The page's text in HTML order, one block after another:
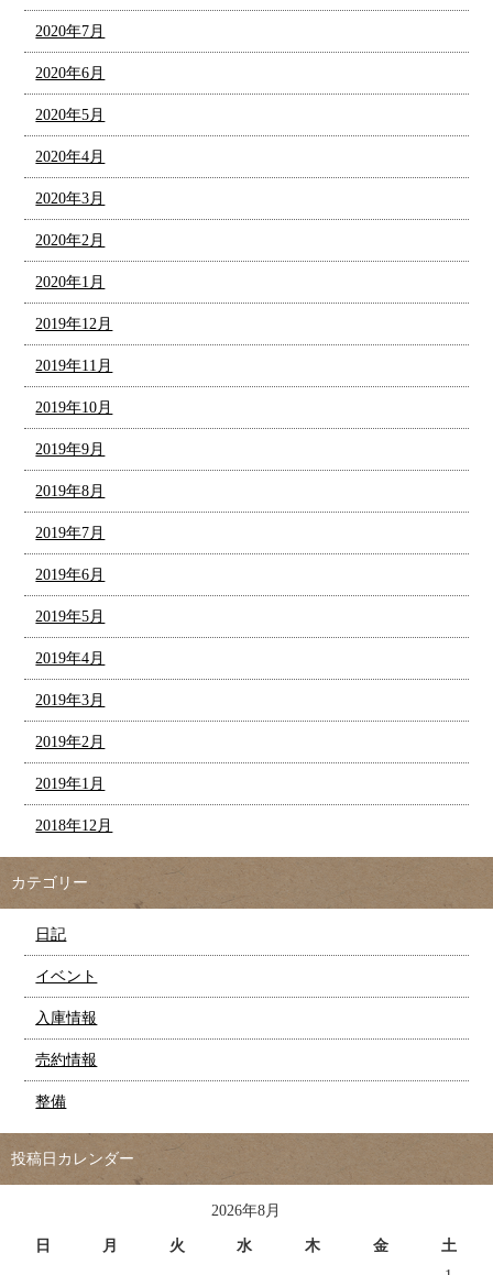
2020年7月
2020年6月
2020年5月
2020年4月
2020年3月
2020年2月
2020年1月
2019年12月
2019年11月
2019年10月
2019年9月
2019年8月
2019年7月
2019年6月
2019年5月
2019年4月
2019年3月
2019年2月
2019年1月
2018年12月
カテゴリー
日記
イベント
入庫情報
売約情報
整備
投稿日カレンダー
2026年8月
日 月 火 水 木 金
土